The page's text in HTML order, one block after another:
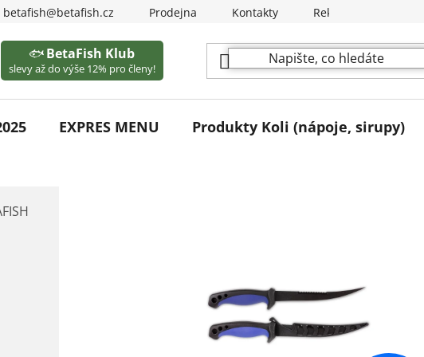
betafish@betafish.cz Prodejna Kontakty Reklamační podmínky
🐟BetaFish Klub
slevy až do výše 12% pro členy!
EXPRES MENU Produkty Koli (nápoje, sirupy)